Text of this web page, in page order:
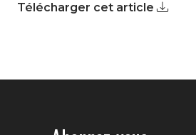
Télécharger cet article